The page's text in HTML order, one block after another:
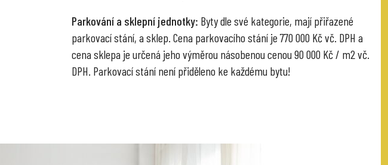
Parkování a sklepní jednotky: Byty dle své kategorie, mají přiřazené
parkovací stání, a sklep. Cena parkovacího stání je 770 000 Kč vč. DPH a
cena sklepa je určená jeho výměrou násobenou cenou 90 000 Kč / m2 vč.
DPH. Parkovací stání není přiděleno ke každému bytu!